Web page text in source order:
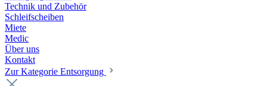
Technik und Zubehör
Schleifscheiben
Miete
Medic
Über uns
Kontakt
Zur Kategorie Entsorgung